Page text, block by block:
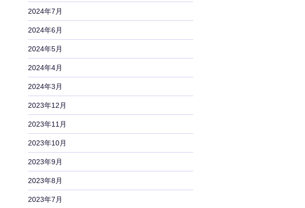
2024年7月
2024年6月
2024年5月
2024年4月
2024年3月
2023年12月
2023年11月
2023年10月
2023年9月
2023年8月
2023年7月